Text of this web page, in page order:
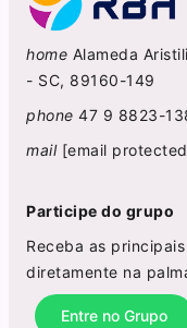
home Alameda
- SC, 89160-149
phone 47 9 8823-
mail [email
Participe do grupo
Receba as
diretamente na
Entre no Grupo